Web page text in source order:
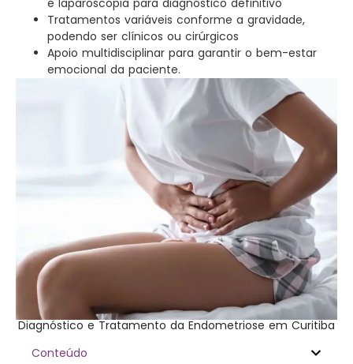
e laparoscopia para diagnóstico definitivo
Tratamentos variáveis conforme a gravidade,
podendo ser clínicos ou cirúrgicos
Apoio multidisciplinar para garantir o bem-estar
emocional da paciente.
Diagnóstico e Tratamento da Endometriose em Curitiba
Conteúdo